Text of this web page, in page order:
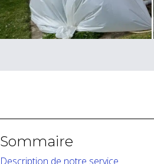
Sommaire
Description de notre service